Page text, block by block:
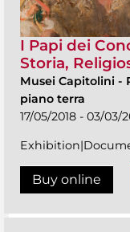
I Papi dei
Storia,
Musei Capitolini -
piano terra
17/05/2018 - 03/03/
Buy online